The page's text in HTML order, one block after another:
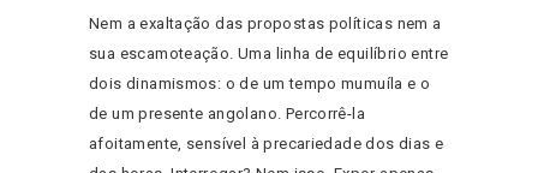
Nem a exaltação das propostas políticas nem a
sua escamoteação. Uma linha de equilíbrio entre
dois dinamismos: o de um tempo mumuíla e o
de um presente angolano. Percorrê-la
afoitamente, sensível à precariedade dos dias e